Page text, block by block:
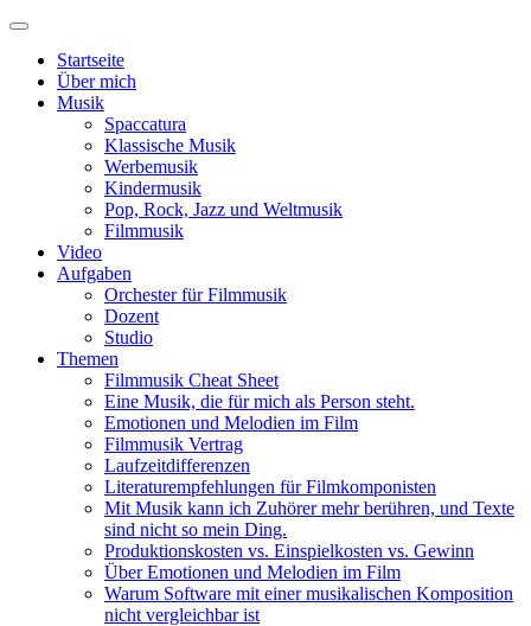
Startseite
Über mich
Musik
Spaccatura
Klassische Musik
Werbemusik
Kindermusik
Pop, Rock, Jazz und Weltmusik
Filmmusik
Video
Aufgaben
Orchester für Filmmusik
Dozent
Studio
Themen
Filmmusik Cheat Sheet
Eine Musik, die für mich als Person steht.
Emotionen und Melodien im Film
Filmmusik Vertrag
Laufzeitdifferenzen
Literaturempfehlungen für Filmkomponisten
Mit Musik kann ich Zuhörer mehr berühren, und Texte
sind nicht so mein Ding.
Produktionskosten vs. Einspielkosten vs. Gewinn
Über Emotionen und Melodien im Film
Warum Software mit einer musikalischen Komposition
nicht vergleichbar ist